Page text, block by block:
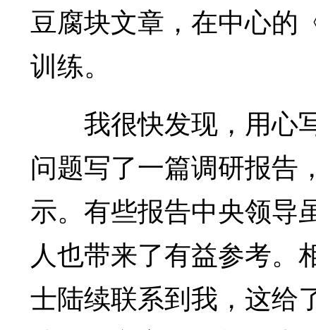
豆腐块文章，在中心的
训练。
我很快发现，用心
问题写了一篇调研报告
示。有些报告中央领导
人也带来了有益参考。
士陆续联系到我，这给